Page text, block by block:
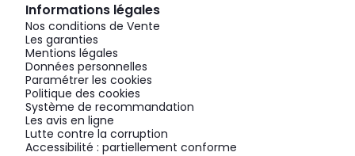
Informations légales
Nos conditions de Vente
Les garanties
Mentions légales
Données personnelles
Paramétrer les cookies
Politique des cookies
Système de recommandation
Les avis en ligne
Lutte contre la corruption
Accessibilité : partiellement conforme